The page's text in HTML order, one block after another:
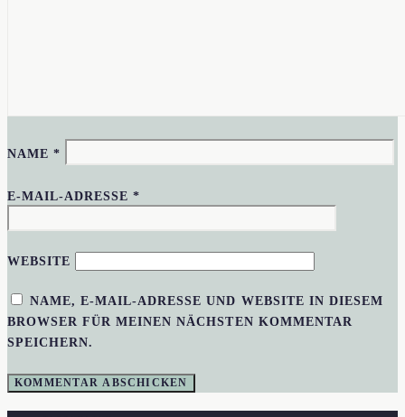
NAME*
E-MAIL-ADRESSE*
WEBSITE
NAME, E-MAIL-ADRESSE UND WEBSITE IN DIESEM
BROWSER FÜR MEINEN NÄCHSTEN KOMMENTAR
SPEICHERN.